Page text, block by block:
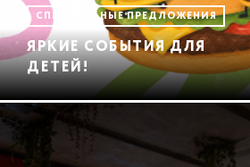
СПЕЦИАЛЬНЫЕ ПРЕДЛОЖЕНИЯ
ЯРКИЕ СОБЫТИЯ ДЛЯ
ДЕТЕЙ!